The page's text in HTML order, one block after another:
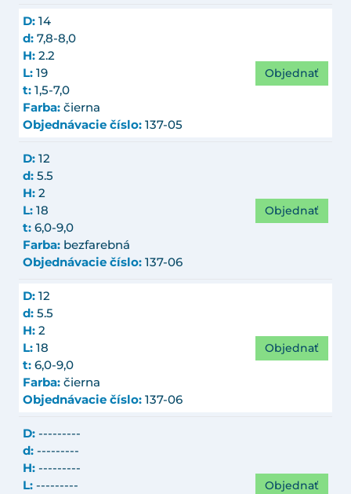
D: 14
d: 7,8-8,0
H: 2.2
L: 19
t: 1,5-7,0
Farba: čierna
Objednávacie číslo: 137-05
Objednať
D: 12
d: 5.5
H: 2
L: 18
t: 6,0-9,0
Farba: bezfarebná
Objednávacie číslo: 137-06
Objednať
D: 12
d: 5.5
H: 2
L: 18
t: 6,0-9,0
Farba: čierna
Objednávacie číslo: 137-06
Objednať
D: ---------
d: ---------
H: ---------
L: ---------
Objednať